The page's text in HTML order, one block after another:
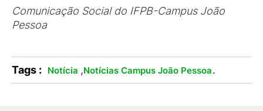
Comunicação Social do IFPB-Campus João
Pessoa
Tags : Notícia ,Notícias Campus João Pessoa.